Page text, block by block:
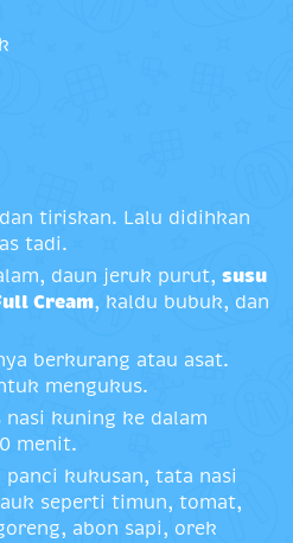
tiriskan. Lalu didihkan
tadi.
daun jeruk purut, susu
Cream, kaldu bubuk, dan
berkurang atau asat.
mengukus.
kuning ke dalam
menit.
panci kukusan, tata nasi
seperti timun, tomat,
abon sapi, orek